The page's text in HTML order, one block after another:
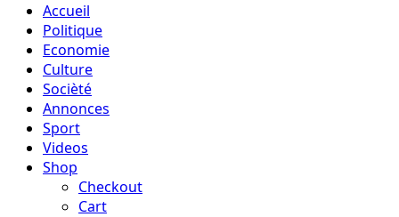
Accueil
Politique
Economie
Culture
Socièté
Annonces
Sport
Videos
Shop
Checkout
Cart